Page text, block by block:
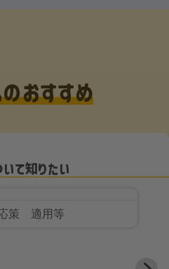
おすすめ
て知りたい